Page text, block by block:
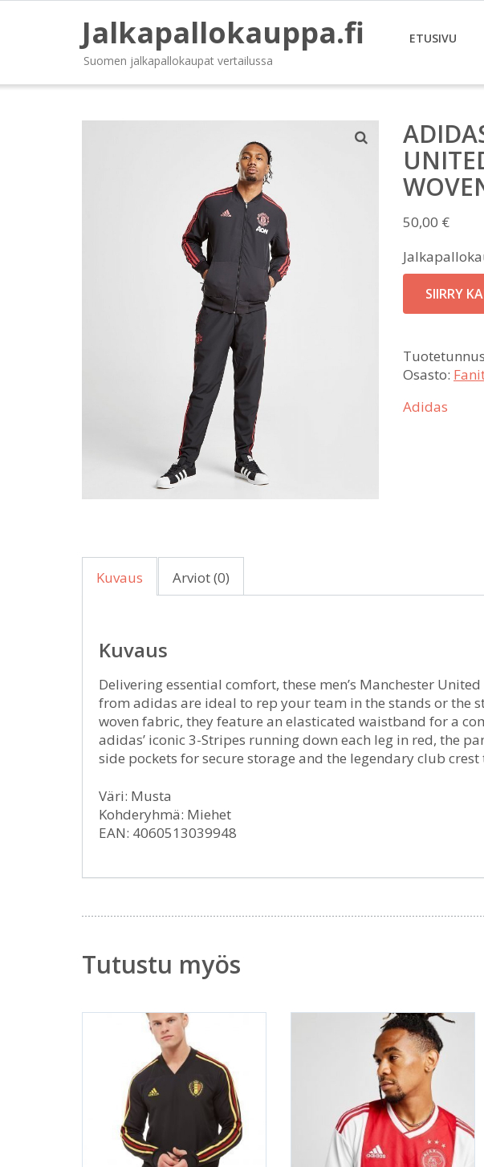
Jalkapallokauppa.fi
Suomen jalkapallokaupat vertailussa
ETUSIVU
50,00 €
SIIRRY
Osasto:
Adidas
Kuvaus Arviot (0)
Kuvaus
Delivering essential comfort, these men’s Manchester United
from adidas are ideal to rep your team in the stands or the
woven fabric, they feature an elasticated waistband for a
adidas’ iconic 3-Stripes running down each leg in red, the
side pockets for secure storage and the legendary club crest
Väri: Musta
Kohderyhmä: Miehet
EAN: 4060513039948
Tutustu myös